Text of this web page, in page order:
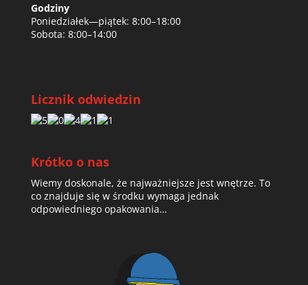
Godziny
Poniedziałek—piątek: 8:00–18:00
Sobota: 8:00–14:00
Licznik odwiedzin
Krótko o nas
Wiemy doskonale, że najważniejsze jest wnętrze. To
co znajduje się w środku wymaga jednak
odpowiedniego opakowania…